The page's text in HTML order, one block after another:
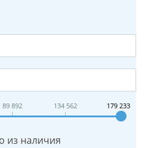
89 892 134 562 179 233
из наличия